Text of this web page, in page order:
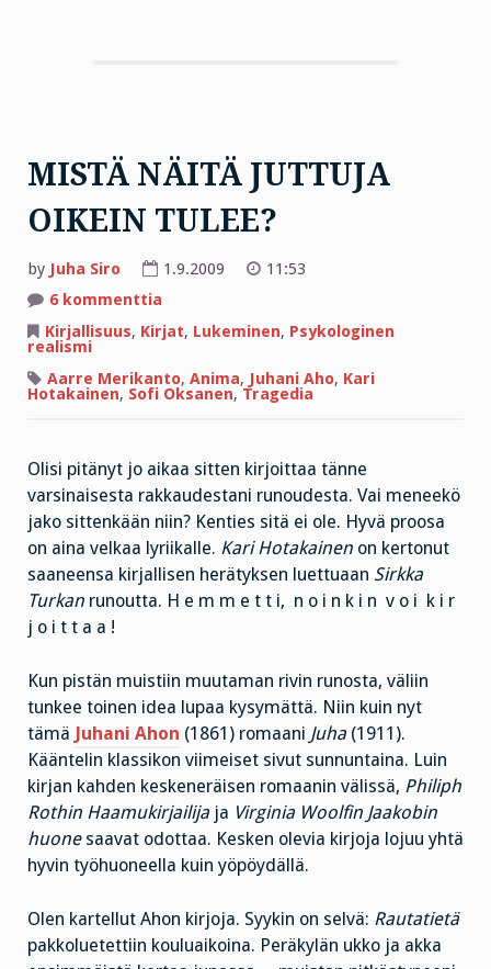
MISTÄ NÄITÄ JUTTUJA
OIKEIN TULEE?
by Juha Siro 1.9.2009
11:53
6 kommenttia
NÄITÄ
JUTTUJA
TULEE?
Kirjallisuus, Kirjat, Lukeminen, Psykologinen
realismi
Aarre Merikanto, Anima, Juhani Aho, Kari
Hotakainen, Sofi Oksanen, Tragedia
Olisi pitänyt jo aikaa sitten kirjoittaa tänne
varsinaisesta rakkaudestani runoudesta. Vai meneekö
jako sittenkään niin? Kenties sitä ei ole. Hyvä proosa
on aina velkaa lyriikalle. Kari Hotakainen on kertonut
saaneensa kirjallisen herätyksen luettuaan Sirkka
Turkan runoutta. H e m m e t t i, n o i n k i n v o i k i r
j o i t t a a !
Kun pistän muistiin muutaman rivin runosta, väliin
tunkee toinen idea lupaa kysymättä. Niin kuin nyt
tämä Juhani Ahon (1861) romaani Juha (1911).
Kääntelin klassikon viimeiset sivut sunnuntaina. Luin
kirjan kahden keskeneräisen romaanin välissä, Philiph
Rothin Haamukirjailija ja Virginia Woolfin Jaakobin
huonesaavat odottaa. Kesken olevia kirjoja lojuu yhtä
hyvin työhuoneella kuin yöpöydällä.
Olen kartellut Ahon kirjoja. Syykin on selvä: Rautatietä
pakkoluetettiin kouluaikoina. Peräkylän ukko ja akka